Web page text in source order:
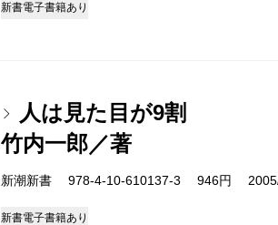
新書電子書籍あり
人は見た目が9割
竹内一郎／著
新潮新書 978-4-10-610137-3 946円
新書電子書籍あり